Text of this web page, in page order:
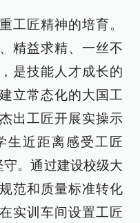
工匠精神的培育。
精益求精、一丝不
是技能人才成长的
立常态化的大国工
出工匠开展实操示
生近距离感受工匠
守。通过建设校级大
范和质量标准转化
实训车间设置工匠